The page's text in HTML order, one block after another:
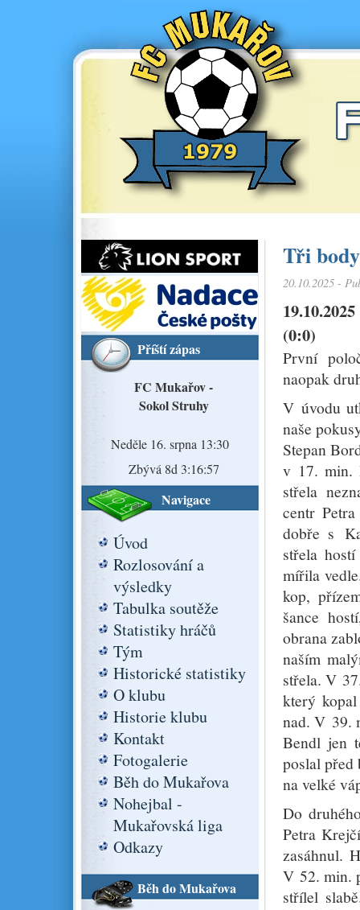
Příští zápas
FC Mukařov -
Sokol Struhy
Neděle 16. srpna 13:30
Zbývá 8d 3:16:56
Navigace
Úvod
Rozlosování a
výsledky
Tabulka soutěže
Statistiky hráčů
Tým
Historické statistiky
O klubu
Historie klubu
Kontakt
Fotogalerie
Běh do Mukařova
Nohejbal -
Mukařovská liga
Odkazy
Běh do Mukařova
Tři
20.10.2025 -
(0:0)
První
naopak
V úvodu
naše
Stepan
v 17. min.
střela
centr
dobře s
střela
mířila
kop,
šance
obrana
naším
střela. V
který
nad. V 39.
Bendl jen
poslal před
na velké
Do
Petra
zasáhnul.
V 52. min.
střílel